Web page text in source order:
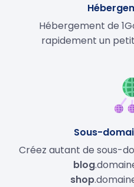
Hébergement de
rapidement un
Sous-
Créez autant de sous-
blog
shop